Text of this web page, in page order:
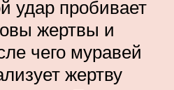
удар пробивает
жертвы и
чего муравей
жертву